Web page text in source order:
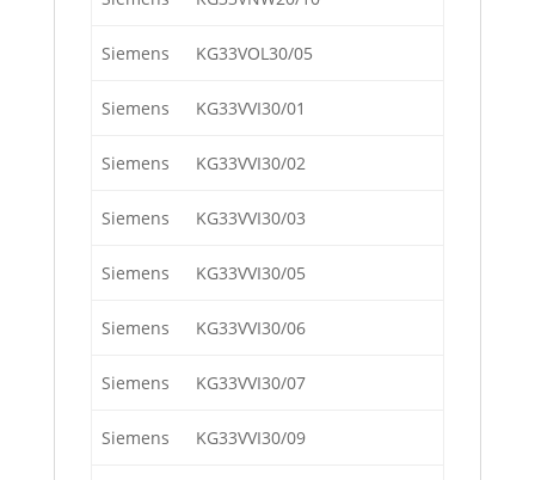
Siemens KG33VOL30/05
Siemens KG33VVI30/01
Siemens KG33VVI30/02
Siemens KG33VVI30/03
Siemens KG33VVI30/05
Siemens KG33VVI30/06
Siemens KG33VVI30/07
Siemens KG33VVI30/09